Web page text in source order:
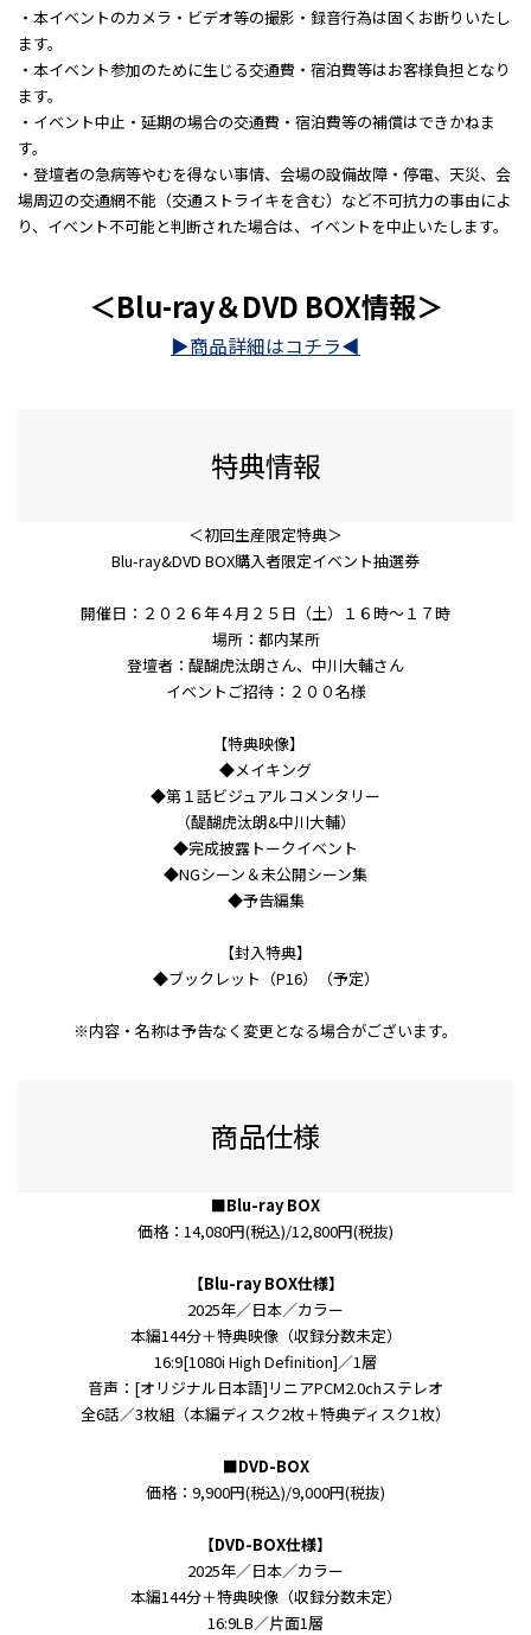
・本イベントのカメラ・ビデオ等の撮影・録音行為は固くお断りいたし
ます。
・本イベント参加のために生じる交通費・宿泊費等はお客様負担となり
ます。
・イベント中止・延期の場合の交通費・宿泊費等の補償はできかねま
す。
・登壇者の急病等やむを得ない事情、会場の設備故障・停電、天災、会
場周辺の交通網不能（交通ストライキを含む）など不可抗力の事由によ
り、イベント不可能と判断された場合は、イベントを中止いたします。
＜Blu-ray＆DVD BOX情報＞
▶商品詳細はコチラ◀
特典情報
＜初回生産限定特典＞
Blu-ray&DVD BOX購入者限定イベント抽選券
開催日：２０２６年４月２５日（土）１６時～１７時
場所：都内某所
登壇者：醍醐虎汰朗さん、中川大輔さん
イベントご招待：２００名様
【特典映像】
◆メイキング
◆第１話ビジュアルコメンタリー
（醍醐虎汰朗&中川大輔）
◆完成披露トークイベント
◆NGシーン＆未公開シーン集
◆予告編集
【封入特典】
◆ブックレット（P16）（予定）
※内容・名称は予告なく変更となる場合がございます。
商品仕様
■Blu-ray BOX
価格：14,080円(税込)/12,800円(税抜)
【Blu-ray BOX仕様】
2025年／日本／カラー
本編144分＋特典映像（収録分数未定）
16:9[1080i High Definition]／1層
音声：[オリジナル日本語]リニアPCM2.0chステレオ
全6話／3枚組（本編ディスク2枚＋特典ディスク1枚）
■DVD-BOX
価格：9,900円(税込)/9,000円(税抜)
【DVD-BOX仕様】
2025年／日本／カラー
本編144分＋特典映像（収録分数未定）
16:9LB／片面1層